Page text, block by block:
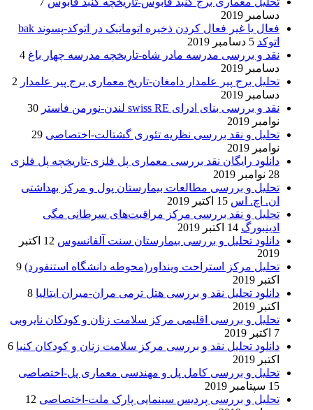
دسامبر 2019
فعال یا غیر فعال کردن ذخیره اتوماتیک در اتوکد-پسوند bak
اتوکد 5 دسامبر 2019
نقد و بررسی مدرسه مادر شاه-تاریخچه مدرسه چهار باغ 4
دسامبر 2019
تحلیل برج پیر علمدار دامغان-تاریخ معماری برج پیر علمدار 2
دسامبر 2019
نقد و بررسی بنای ادرای swiss RE لندن-نورمن فاستر
30
نوامبر 2019
تحلیل و نقد بررسی نظریه تئوری گشتالت-اختصاصی 29
نوامبر 2019
دانلود رایگان نقد بررسی معماری پل فلزی-تاریخچه پل فلزی
28 نوامبر 2019
تحلیل و بررسی مطالعات بیمارستان پول و مرکز بهداشتی
ان. اچ. اس 15 اکتبر 2019
تحلیل و نقد بررسی مرکز مراقبت‌های سرطانی مگی
ادینبورگ 14 اکتبر 2019
دانلود تحلیل و بررسی بیمارستان سنت آلفانسوس
12 اکتبر
2019
تحلیل مرکز استراحت وینداور(محوطه دانشگاه استنفورد) 9
اکتبر 2019
دانلود تحلیل نقد و بررسی هتل ترمی مران-میران ایتالیا 8
اکتبر 2019
تحلیل و بررسی اقلیمی مرکز سلامت زنان و کودکان نایروبی
7 اکتبر 2019
دانلود تحلیل نقد و بررسی مرکز سلامت زنان و کودکان کنیا 6
اکتبر 2019
تحلیل و بررسی کامل پل و مهندسی معماری پل-اختصاصی
15 سپتامبر 2019
تحلیل و بررسی پردیس سینمایی پارک ملت-اختصاصی 12